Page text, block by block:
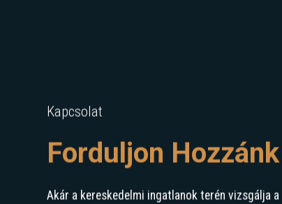
Kapcsolat
Forduljon
Akár a kereskedelmi ingatlanok terén vizsgálja